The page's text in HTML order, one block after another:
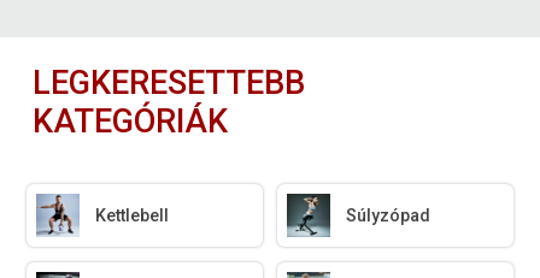
LEGKERESETTEBB
KATEGÓRIÁK
Kettlebell Súlyzópad